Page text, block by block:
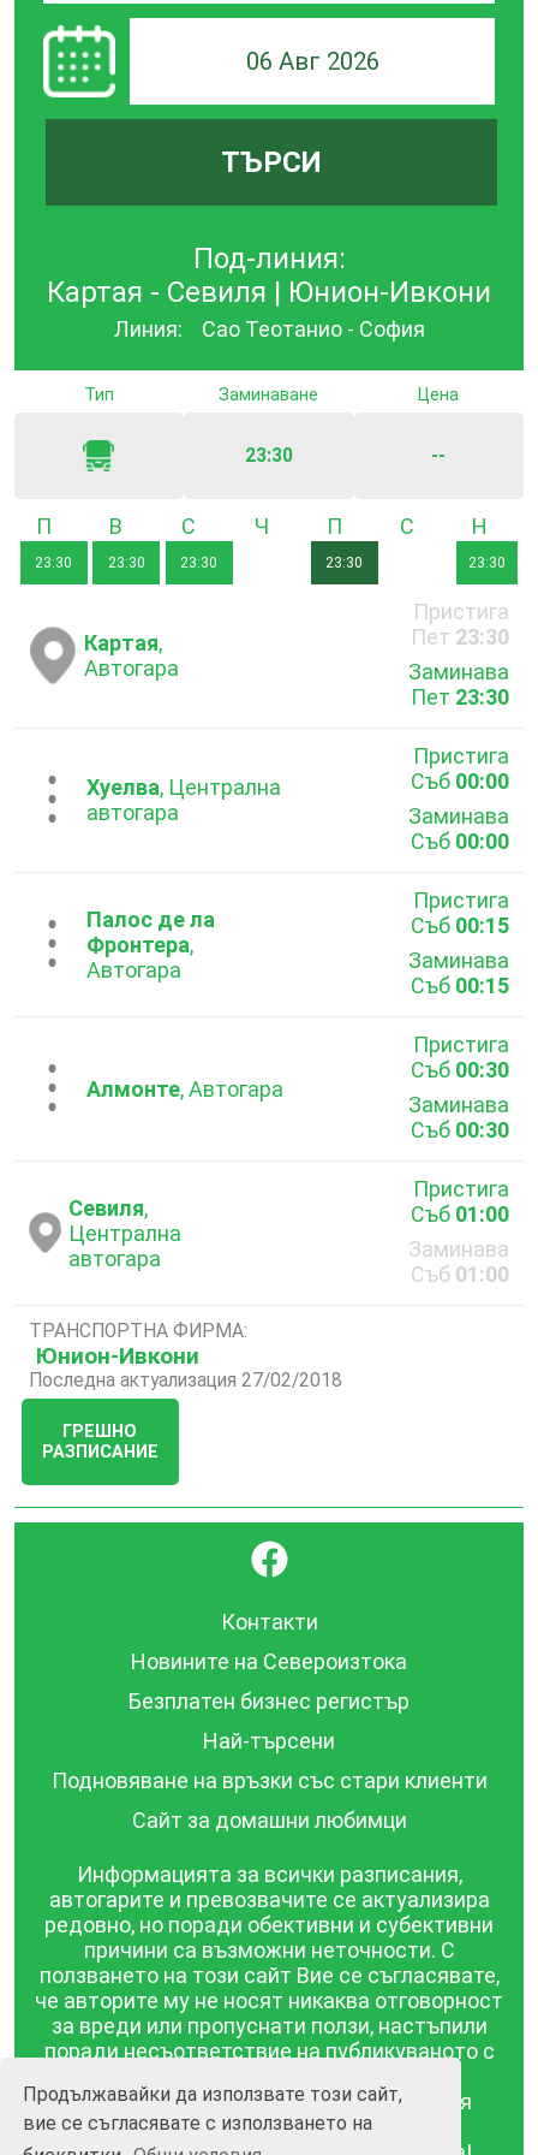
Продължавайки да използвате този сайт,
вие се съгласявате с използването на
06 Авг 2026
ТЪРСИ
Под-линия:
Картая - Севиля | Юнион-Ивкони
Линия: Сао Теотанио - София
Тип Заминаване
23:30
Цена
--
Понеделник
23:30
Вторник
23:30 23:30
Четвъртък
23:30
Събота
23:30
Картая,
Автогара
Пристига
Пет 23:30
Заминава
Пет 23:30
...Хуелва, Централна
автогара
Пристига
Съб 00:00
Заминава
Съб 00:00
...Палос де ла
Фронтера,
Автогара
Пристига
Съб 00:15
Заминава
Съб 00:15
...Алмонте, Автогара
Пристига
Съб 00:30
Заминава
Съб 00:30
Севиля,
Централна
автогара
Пристига
Съб 01:00
Заминава
Съб 01:00
ТРАНСПОРТНА ФИРМА:
Юнион-Ивкони
Последна актуализация 27/02/2018
ГРЕШНО
РАЗПИСАНИЕ
}
Контакти
Новините на Североизтока
Безплатен бизнес регистър
Най-търсени
Подновяване на връзки със стари клиенти
Сайт за домашни любимци
Информацията за всички разписания,
автогарите и превозвачите се актуализира
редовно, но поради обективни и субективни
причини са възможни неточности. С
ползването на този сайт Вие се съгласявате,
че авторите му не носят никаква отговорност
за вреди или пропуснати ползи, настъпили
поради несъответствие на публикуваното с
публикувана в този сайт се предоставя
такава каквато е, без гаранция за